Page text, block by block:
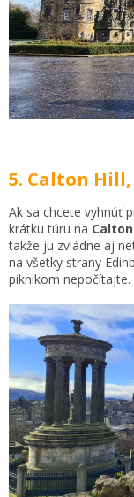
5. Calton
Ak sa chcete vyhnúť
krátku túru na
takže ju zvládne aj
na všetky strany
piknikom nepočítajte.